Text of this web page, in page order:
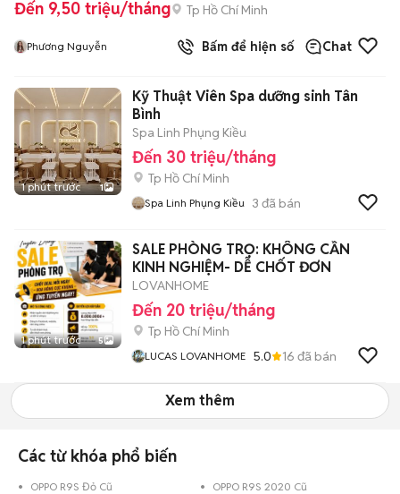
Đến 9,50 triệu/tháng Tp Hồ Chí Minh
Phương Nguyễn Bấm để hiện số Chat
1 phút trước 1
Kỹ Thuật Viên Spa dưỡng sinh Tân
Bình
Spa Linh Phụng Kiều
Đến 30 triệu/tháng
Tp Hồ Chí Minh
Spa Linh Phụng Kiều 3 đã bán
1 phút trước 5
SALE PHÒNG TRỌ: KHÔNG CẦN
KINH NGHIỆM- DỄ CHỐT ĐƠN
LOVANHOME
Đến 20 triệu/tháng
Tp Hồ Chí Minh
LUCAS LOVANHOME 5.0 16 đã bán
Xem thêm
Các từ khóa phổ biến
OPPO R9S Đỏ Cũ
OPPO R9S 2020 Cũ